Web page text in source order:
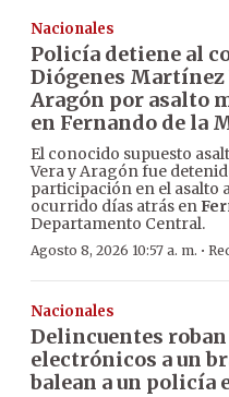
Nacionales
Policía detiene al
Diógenes Martínez
Aragón por asalto
en Fernando de la
El conocido supuesto
Vera y Aragón fue
participación en el asalto
ocurrido días atrás en
Departamento Central.
Agosto 8, 2026 10:57 a. m. ·
Nacionales
Delincuentes
electrónicos a un
balean a un policía